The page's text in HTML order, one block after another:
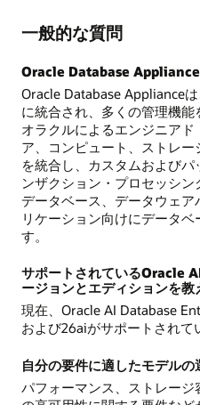
一般的な質問
Oracle Database Appliance
Oracle Database Appliance
に統合され、多くの管理機
オラクルによるエンジニア
ア、コンピュート、ストレ
を統合し、カスタムおよび
ンザクション・プロセッシン
データベース、データウェ
リケーション向けにデータ
す。
サポートされているOracle
ージョンとエディションを教
現在、Oracle AI Database
および26aiがサポートされて
自分の要件に適したモデルの
パフォーマンス、ストレー